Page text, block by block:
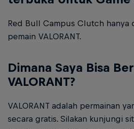
Red Bull Campus Clutch
pemain VALORANT.
Dimana Saya Bisa
VALORANT?
VALORANT adalah permainan
secara gratis. Silakan kunjungi